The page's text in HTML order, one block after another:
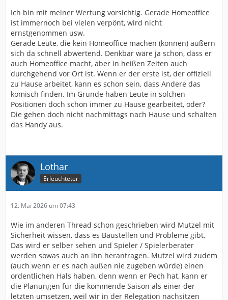
Ich bin mit meiner Wertung vorsichtig. Gerade Homeoffice
ist immernoch bei vielen verpönt, wird nicht
ernstgenommen usw.
Gerade Leute, die kein Homeoffice machen (können) äußern
sich da schnell abwertend. Denkbar wäre ja schon, dass er
auch Homeoffice macht, aber in heißen Zeiten auch
durchgehend vor Ort ist. Wenn er der erste ist, der offiziell
zu Hause arbeitet, kann es schon sein, dass Andere das
komisch finden. Im Grunde haben Leute in solchen
Positionen doch schon immer zu Hause gearbeitet, oder?
Die gehen doch nicht nachmittags nach Hause und schalten
das Handy aus.
Lothar
Erleuchteter
12. Mai 2026 um 07:43
Wie im anderen Thread schon geschrieben wird Mutzel mit
Sicherheit wissen, dass es Baustellen und Probleme gibt.
Das wird er selber sehen und Spieler / Spielerberater
werden sowas auch an ihn herantragen. Mutzel wird zudem
(auch wenn er es nach außen nie zugeben würde) einen
ordentlichen Hals haben, denn wenn er Pech hat, kann er
die Planungen für die kommende Saison als einer der
letzten umsetzen, weil wir in der Relegation nachsitzen